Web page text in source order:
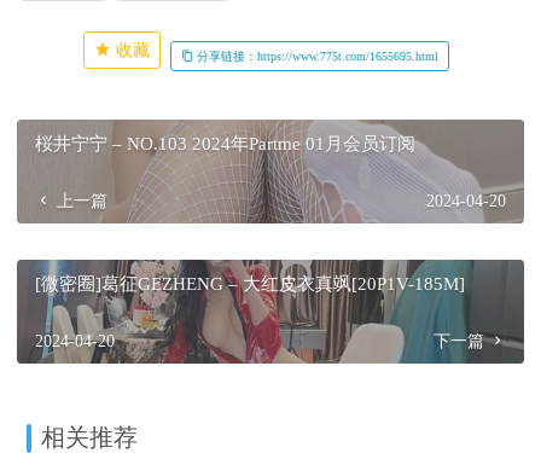
收藏 分享链接：https://www.775t.com/1655695.html
桜井宁宁 – NO.103 2024年Partme 01月会员订阅
上一篇 2024-04-20
[微密圈]葛征GEZHENG – 大红皮衣真飒[20P1V-185M]
2024-04-20 下一篇
相关推荐